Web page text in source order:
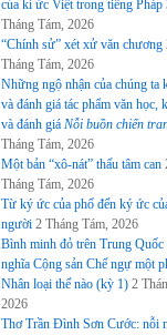
của kí ức Việt trong tiếng Pháp
Tháng Tám, 2026
“Chính sử” xét xử văn chương
Tháng Tám, 2026
Những ngộ nhận của chúng ta
và đánh giá tác phẩm văn học,
và đánh giá Nỗi buồn chiến
Tháng Tám, 2026
Một bản “xô-nát” thấu tâm can
Tháng Tám, 2026
Từ ký ức của phố đến ký ức
người 2 Tháng Tám, 2026
Bình minh đỏ trên Trung Quốc
nghĩa Cộng sản Chế ngự một
Nhân loại thế nào (kỳ 1) 2
2026
Thơ Trần Đình Sơn Cước: nỗi